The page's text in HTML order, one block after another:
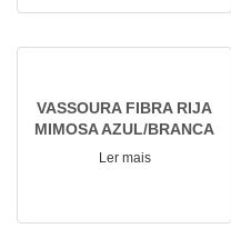
VASSOURA FIBRA RIJA
MIMOSA AZUL/BRANCA
Ler mais